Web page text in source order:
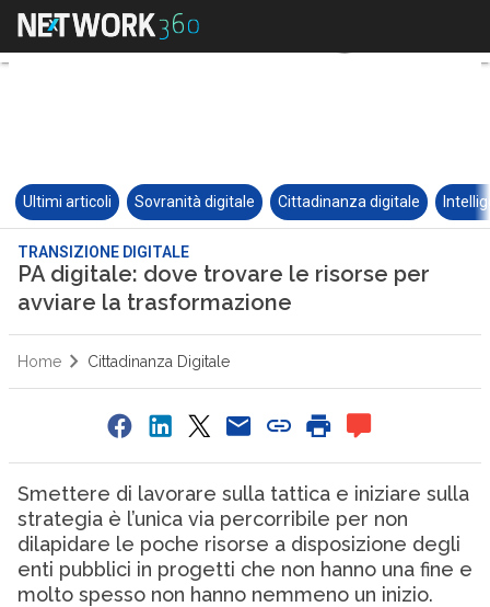
Ultimi articoli Sovranità digitale Cittadinanza digitale
TRANSIZIONE DIGITALE
PA digitale: dove trovare le risorse per
avviare la trasformazione
Home Cittadinanza Digitale
Smettere di lavorare sulla tattica e iniziare sulla
strategia è l’unica via percorribile per non
dilapidare le poche risorse a disposizione degli
enti pubblici in progetti che non hanno una fine e
molto spesso non hanno nemmeno un inizio.